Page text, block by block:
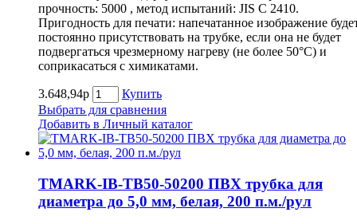
прочность: 5000 , метод испытаний: JIS C 2410.
Пригодность для печати: напечатанное изображение
постоянно присутствовать на трубке, если она не будет
подвергаться чрезмерному нагреву (не более 50°С) и
соприкасаться с химикатами.
3.648,94р
Купить
Выбрать для сравнения
Добавить в Личный каталог
TMARK-IB-TB50-50200 ПВХ трубка для
диаметра до 5,0 мм, белая, 200 п.м./рул